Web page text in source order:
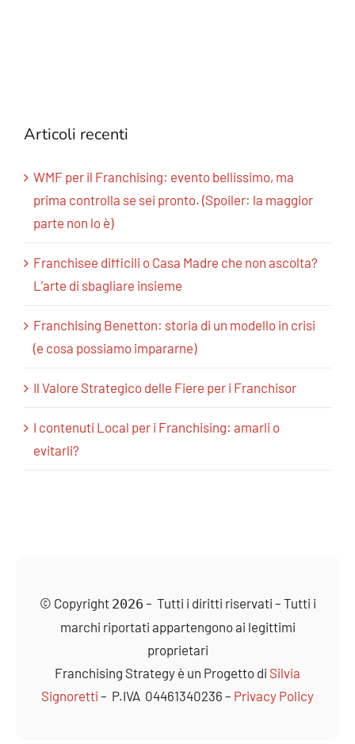
Articoli recenti
WMF per il Franchising: evento bellissimo, ma
prima controlla se sei pronto. (Spoiler: la maggior
parte non lo è)
Franchisee difficili o Casa Madre che non ascolta?
L’arte di sbagliare insieme
Franchising Benetton: storia di un modello in crisi
(e cosa possiamo impararne)
Il Valore Strategico delle Fiere per i Franchisor
I contenuti Local per i Franchising: amarli o
evitarli?
© Copyright 2026 – Tutti i diritti riservati – Tutti i
marchi riportati appartengono ai legittimi
proprietari
Franchising Strategy è un Progetto di Silvia
Signoretti – P.IVA 04461340236 – Privacy Policy